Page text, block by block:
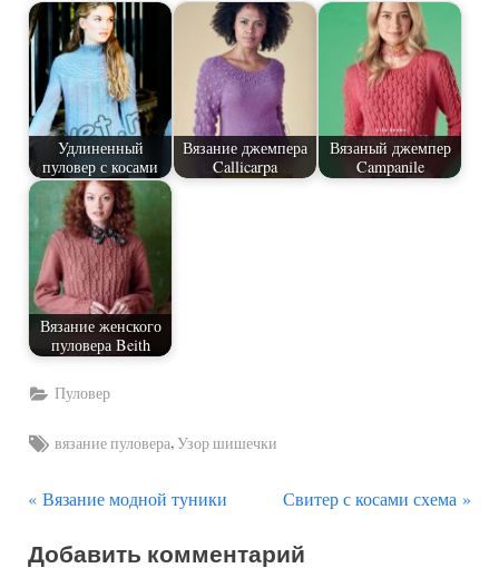
Удлиненный
пуловер с косами
Вязание джемпера
Callicarpa
Вязаный джемпер
Campanile
Вязание женского
пуловера Beith
Пуловер
Tags:
вязание пуловера,Узор шишечки
Навигация
по
П
е
Вязание модной туники
С
е
Свитер с косами схема
Добавить комментарий